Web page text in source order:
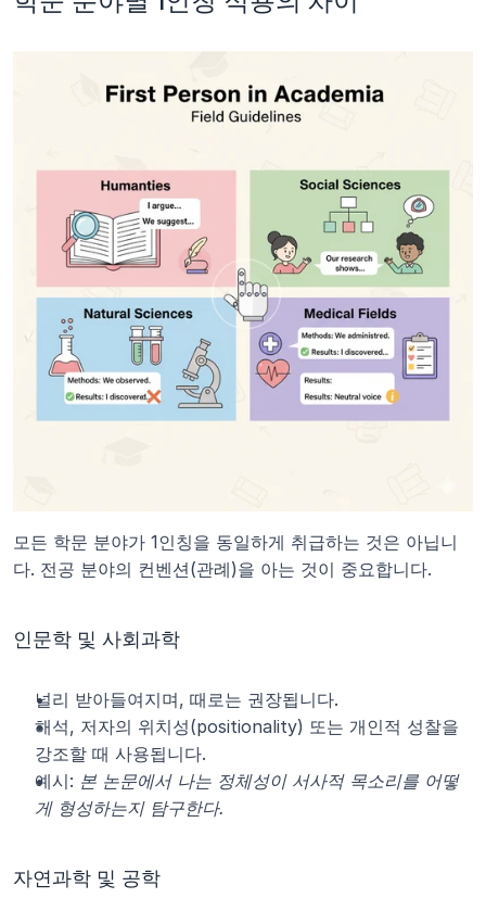
모든 학문 분야가 1인칭을 동일하게 취급하는 것은 아닙니
다. 전공 분야의 컨벤션(관례)을 아는 것이 중요합니다.
인문학 및 사회과학
널리 받아들여지며, 때로는 권장됩니다.
해석, 저자의 위치성(positionality) 또는 개인적 성찰을
강조할 때 사용됩니다.
예시: 본 논문에서 나는 정체성이 서사적 목소리를 어떻
게 형성하는지 탐구한다.
자연과학 및 공학